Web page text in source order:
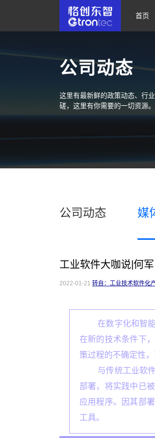
首页
公司动态
这里有最新鲜的政策动态、行
磋，这里有你需要的一切资源。
公司动态 媒
工业软件大咖说|何
2022-01-21 转自：工业技术软件化
在数字化和智
在新的技术条件下
策过程的不确定性
与传统工业软
部署，将实践中已
应用程序。
因其部
工具。